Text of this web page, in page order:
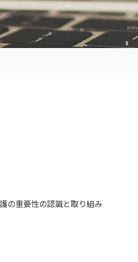
の重要性の認識と取り組み